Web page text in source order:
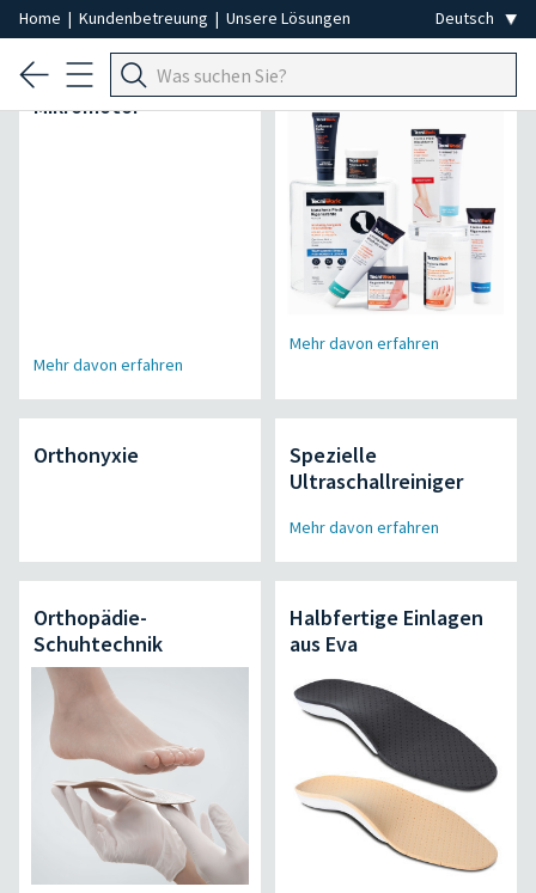
Home | Kundenbetreuung | Unsere Lösungen
Air Power Pro
Mikromotor
Mehr davon erfahren
Mehr davon erfahren
Orthonyxie
Spezielle
Ultraschallreiniger
Mehr davon erfahren
Orthopädie-
Schuhtechnik
Halbfertige Einlagen
aus Eva